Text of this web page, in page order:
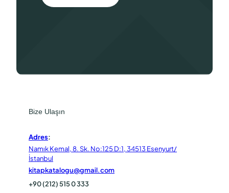
Bize Ulaşın
Adres:
Namık Kemal, 8. Sk. No:125 D:1, 34513 Esenyurt/
İstanbul
kitapkatalogu@gmail.com
+90 (212) 515 0 333